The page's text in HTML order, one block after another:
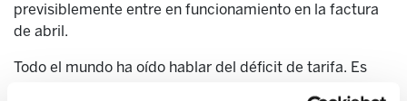
previsiblemente entre en funcionamiento en la factura
de abril.
Todo el mundo ha oído hablar del déficit de tarifa. Es